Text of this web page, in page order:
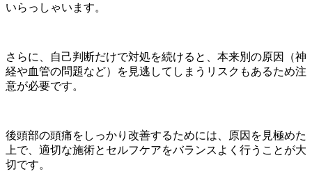
いらっしゃいます。
さらに、自己判断だけで対処を続けると、本来別の原因（神
経や血管の問題など）を見逃してしまうリスクもあるため注
意が必要です。
後頭部の頭痛をしっかり改善するためには、原因を見極めた
上で、適切な施術とセルフケアをバランスよく行うことが大
切です。